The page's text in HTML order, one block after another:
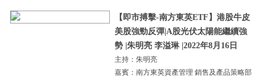
【即市搏擊-南方東英ETF】港股牛皮
美股強勁反彈|A股光伏太陽能繼續強
勢 |朱明亮 李溢琳 |2022年8月16日
主持：朱明亮
嘉賓：南方東英資產管理 銷售及產品策略部